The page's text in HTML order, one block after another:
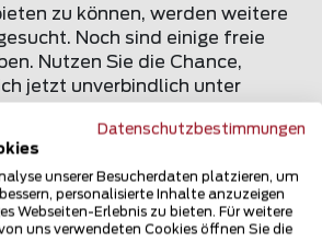
zu können, werden weitere
Noch sind einige freie
Nutzen Sie die Chance,
jetzt unverbindlich unter
Datenschutzbestimmungen
unserer Besucherdaten platzieren, um
personalisierte Inhalte anzuzeigen
Webseiten-Erlebnis zu bieten. Für weitere
uns verwendeten Cookies öffnen Sie die